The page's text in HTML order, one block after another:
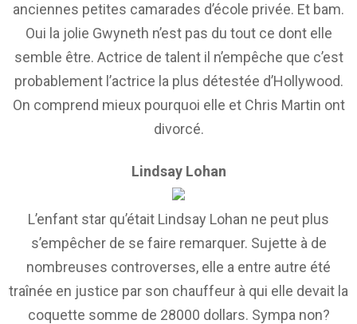
anciennes petites camarades d’école privée. Et bam.
Oui la jolie Gwyneth n’est pas du tout ce dont elle
semble être. Actrice de talent il n’empêche que c’est
probablement l’actrice la plus détestée d’Hollywood.
On comprend mieux pourquoi elle et Chris Martin ont
divorcé.
Lindsay Lohan
L’enfant star qu’était Lindsay Lohan ne peut plus
s’empêcher de se faire remarquer. Sujette à de
nombreuses controverses, elle a entre autre été
traînée en justice par son chauffeur à qui elle devait la
coquette somme de 28000 dollars. Sympa non?